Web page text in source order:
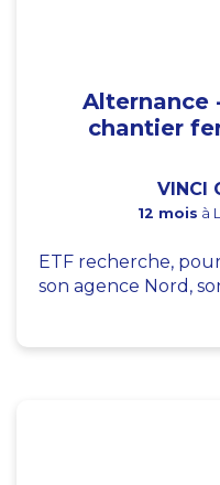
Alternance
chantier
VINCI
12 mois à
ETF recherche,
son agence Nord,